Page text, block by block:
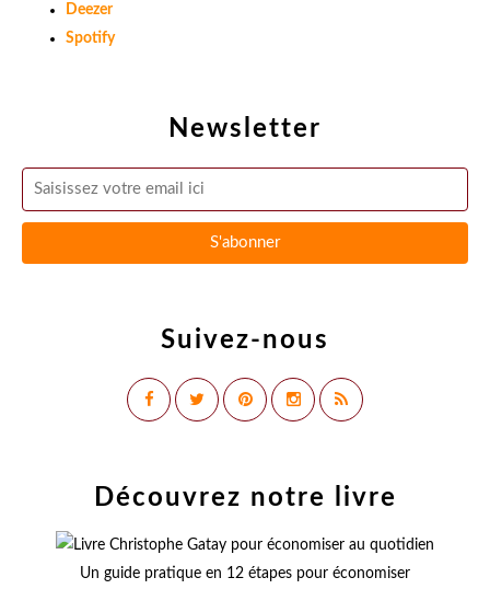
Newsletter
Suivez-nous
Deezer
Spotify
Découvrez notre livre
Un guide pratique en 12 étapes pour économiser